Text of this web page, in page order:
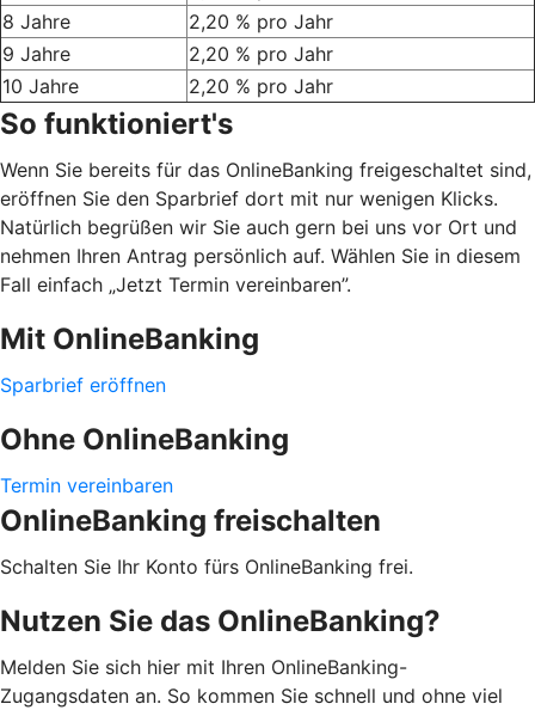
8 Jahre
2,20 % pro Jahr
9 Jahre
2,20 % pro Jahr
10 Jahre
2,20 % pro Jahr
So funktioniert's
Wenn Sie bereits für das OnlineBanking freigeschaltet sind,
eröffnen Sie den Sparbrief dort mit nur wenigen Klicks.
Natürlich begrüßen wir Sie auch gern bei uns vor Ort und
nehmen Ihren Antrag persönlich auf. Wählen Sie in diesem
Fall einfach „Jetzt Termin vereinbaren”.
Mit OnlineBanking
Sparbrief eröffnen
Ohne OnlineBanking
Termin vereinbaren
OnlineBanking freischalten
Schalten Sie Ihr Konto fürs OnlineBanking frei.
Nutzen Sie das OnlineBanking?
Melden Sie sich hier mit Ihren OnlineBanking-
Zugangsdaten an. So kommen Sie schnell und ohne viel